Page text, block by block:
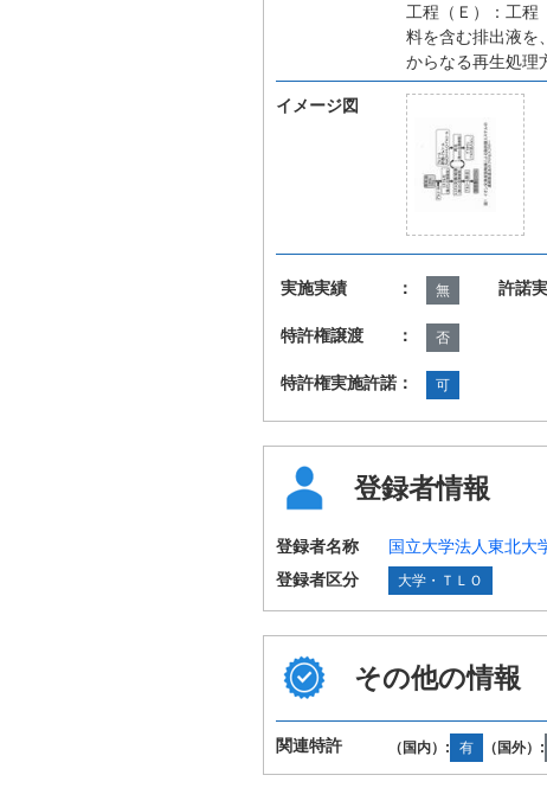
工程（Ｅ）：工程
料を含む排出液を
からなる再生処理
イメージ図
実施実績 ： 無 許諾
特許権譲渡 ： 否
特許権実施許諾： 可
登録者情報
登録者名称
国立大学法人東北大
登録者区分
大学・ＴＬＯ
その他の情報
国際特許分類
（IPC第8版）
B01J31/08